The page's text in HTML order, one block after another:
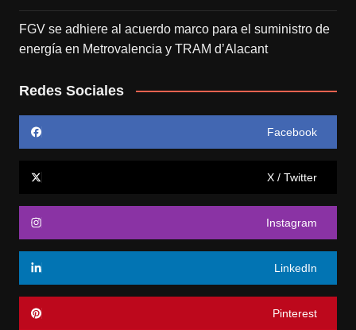
FGV se adhiere al acuerdo marco para el suministro de
energía en Metrovalencia y TRAM d’Alacant
Redes Sociales
Facebook
X / Twitter
Instagram
LinkedIn
Pinterest